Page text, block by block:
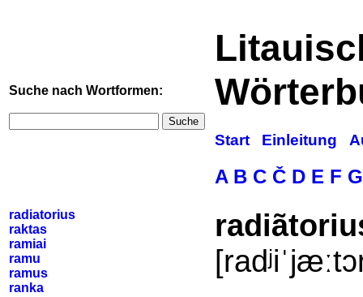
Suche nach Wortformen:
Suche
Start Einleitung
A B C Č D E F G
radiatorius
raktas
ramiai
ramu
ramus
ranka